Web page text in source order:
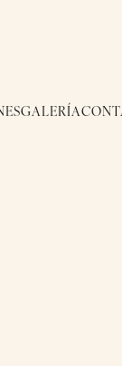
GALERÍA